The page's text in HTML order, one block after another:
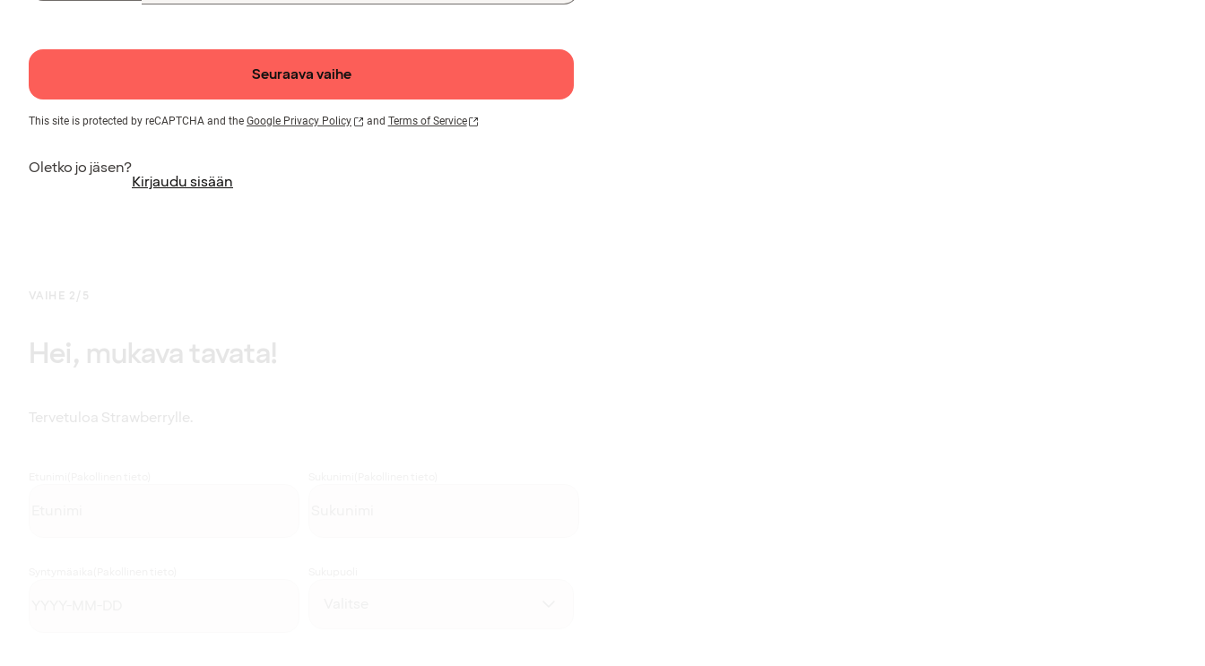
Seuraava vaihe
This site is protected by reCAPTCHA and the Google Privacy Policy and Terms of Service
Oletko jo jäsen?
Kirjaudu sisään
VAIHE 2/5
Hei, mukava tavata!
Tervetuloa Strawberrylle.